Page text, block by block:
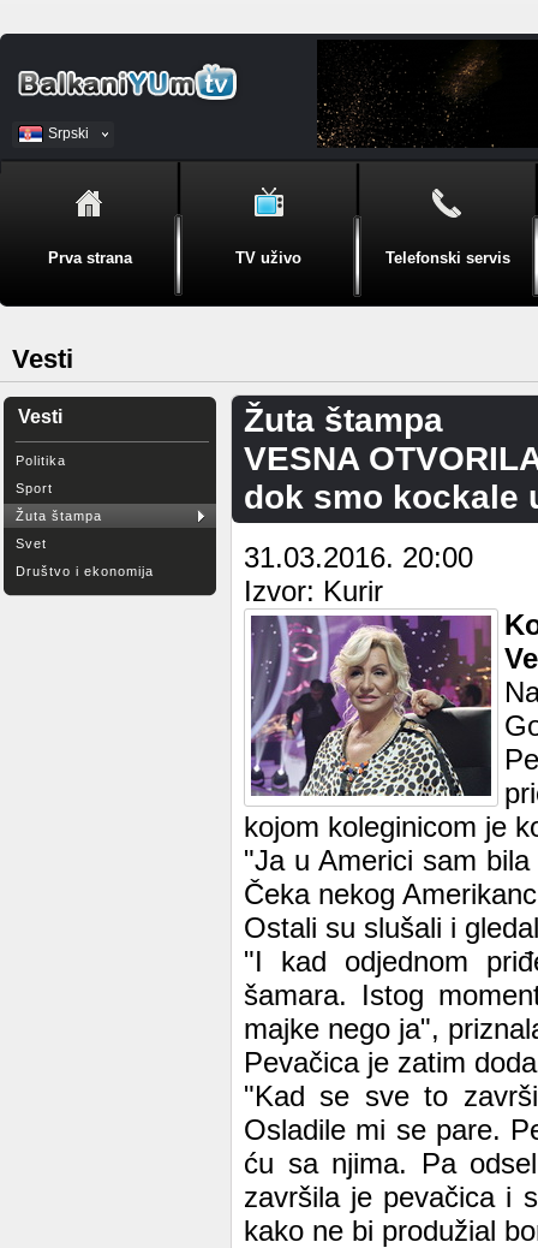
Srpski
BiH
Prva strana TV uživo Telefonski servis
Vesti
Vesti
Politika
Sport
Žuta štampa
Svet
Društvo i ekonomija
Žuta štampa
VESNA
dok smo kockale
31.03.2016. 20:00
Izvor: Kurir
kojom koleginicom je
"Ja u Americi sam
Čeka nekog
Ostali su slušali i
"I kad odjednom
šamara. Istog
majke nego ja",
Pevačica je zatim
"Kad se sve to
Osladile mi se pare.
ću sa njima. Pa
završila je pevačica i
kako ne bi produžial